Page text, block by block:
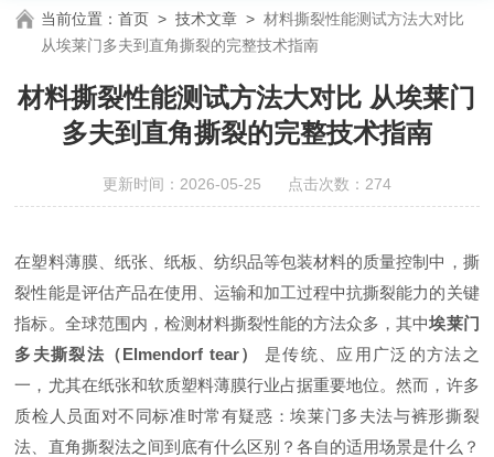
当前位置：首页 >技术文章 >材料撕裂性能测试方法大对比
从埃莱门多夫到直角撕裂的完整技术指南
材料撕裂性能测试方法大对比 从埃莱门
多夫到直角撕裂的完整技术指南
更新时间：2026-05-25 点击次数：274
在塑料薄膜、纸张、纸板、纺织品等包装材料的质量控制中，撕
裂性能是评估产品在使用、运输和加工过程中抗撕裂能力的关键
指标。全球范围内，检测材料撕裂性能的方法众多，其中埃莱门
多夫撕裂法（Elmendorf tear）
是传统、应用广泛的方法之
一，尤其在纸张和软质塑料薄膜行业占据重要地位。然而，许多
质检人员面对不同标准时常有疑惑：埃莱门多夫法与裤形撕裂
法、直角撕裂法之间到底有什么区别？各自的适用场景是什么？